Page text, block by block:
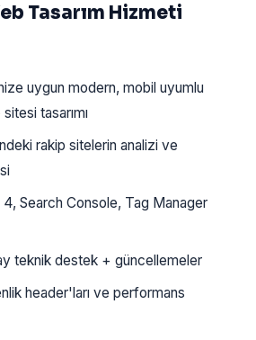
Tasarım Hizmeti
uygun modern, mobil uyumlu
tasarımı
rakip sitelerin analizi ve
Search Console, Tag Manager
teknik destek + güncellemeler
header'ları ve performans